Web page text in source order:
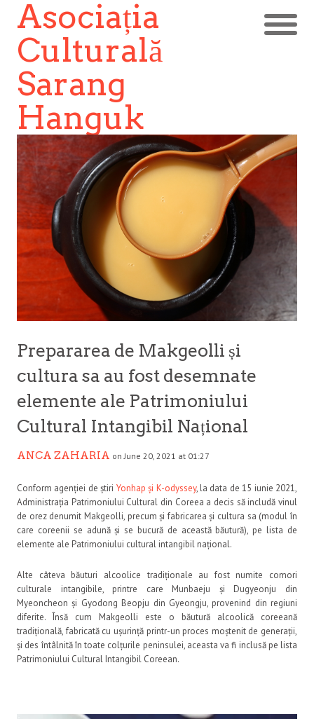
Asociația
Culturală
Sarang
Hanguk
Prepararea de Makgeolli și
cultura sa au fost desemnate
elemente ale Patrimoniului
Cultural Intangibil Național
ANCA ZAHARIA on June 20, 2021 at 01:27
Conform agenției de știri Yonhap și K-odyssey, la data de 15 iunie 2021,
Administrația Patrimoniului Cultural din Coreea a decis să includă vinul
de orez denumit Makgeolli, precum și fabricarea și cultura sa (modul în
care coreenii se adună și se bucură de această băutură), pe lista de
elemente ale Patrimoniului cultural intangibil național.
Alte câteva băuturi alcoolice tradiționale au fost numite comori
culturale intangibile, printre care Munbaeju și Dugyeonju din
Myeoncheon și Gyodong Beopju din Gyeongju, provenind din regiuni
diferite. Însă cum Makgeolli este o băutură alcoolică coreeană
tradițională, fabricată cu ușurință printr-un proces moștenit de generații,
și des întâlnită în toate colțurile peninsulei, aceasta va fi inclusă pe lista
Patrimoniului Cultural Intangibil Coreean.